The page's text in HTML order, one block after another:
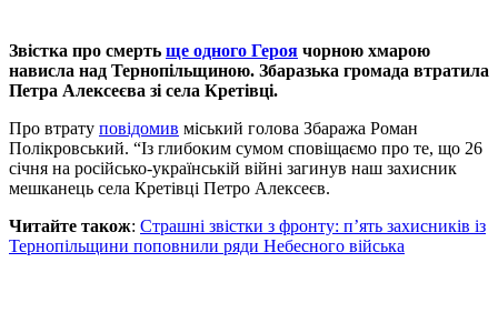
Звістка про смерть ще одного Героя чорною хмарою
нависла над Тернопільщиною. Збаразька громада втратила
Петра Алексеєва зі села Кретівці.
Про втрату повідомив міський голова Збаража Роман
Полікровський. “Із глибоким сумом сповіщаємо про те, що 26
січня на російсько-українській війні загинув наш захисник
мешканець села Кретівці Петро Алексеєв.
Читайте також: Страшні звістки з фронту: п’ять захисників із
Тернопільщини поповнили ряди Небесного війська